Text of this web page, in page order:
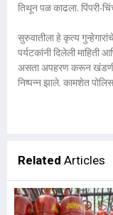
तिथून पळ काढला. पिंपरी-
सुरुवातीला हे कृत्य
पर्यटकांनी दिलेली माहिती
असता अपहरण करून खंडणी
निष्पन्न झाले. कामशेत
Related Articles